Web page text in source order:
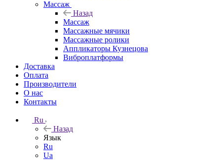
Массаж
Назад
Массаж
Массажные мячики
Массажные ролики
Аппликаторы Кузнецова
Виброплатформы
Доставка
Оплата
Производители
О нас
Контакты
Ru
Назад
Язык
Ru
Ua